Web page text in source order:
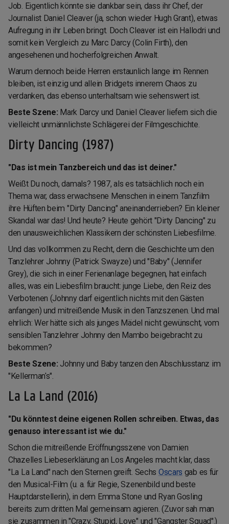
Job. Eigentlich könnte sie dankbar sein, dass ihr Chef, der
Journalist Daniel Cleaver (ja, schon wieder Hugh Grant), etwas
Aufregung in ihr Leben bringt. Doch Cleaver ist ein Hallodri und
somit kein Vergleich zu Marc Darcy (Colin Firth), den
angesehenen und hocherfolgreichen Anwalt.
Warum dennoch beide Herren erstaunlich lange im Rennen
bleiben, ist einzig und allein Bridgets innerem Chaos zu
verdanken, das ebenso unterhaltsam wie sehenswert ist.
Beste Szene: Mark Darcy und Daniel Cleaver liefern sich die
vielleicht unmännlichste Schlägerei der Filmgeschichte.
Dirty Dancing (1987)
"Das ist mein Tanzbereich und das ist deiner."
Weißt Du noch, damals? 1987, als es tatsächlich noch ein
Thema war, dass erwachsene Menschen in einem Tanzfilm
ihre Hüften beim "Dirty Dancing" aneinanderrieben? Ein kleiner
Skandal war das! Und heute? Heute gehört "Dirty Dancing" zu
den unausweichlichen Klassikern der schönsten Liebesfilme.
Und das vollkommen zu Recht, denn die Geschichte um den
Tanzlehrer Johnny (Patrick Swayze) und "Baby" (Jennifer
Grey), die sich in einer Ferienanlage begegnen, hat einfach
alles, was ein Liebesfilm braucht: junge Liebe, den Reiz des
Verbotenen (Johnny darf eigentlich nichts mit den Gästen
anfangen) und mitreißende Musik in den Tanzszenen. Und mal
ehrlich: Wer hätte sich als junges Mädel nicht gewünscht, vom
sensiblen Tanzlehrer Johnny den Mambo beigebracht zu
bekommen?
Beste Szene: Johnny und Baby tanzen den Abschlusstanz im
"Kellerman's".
La La Land (2016)
"Du könntest deine eigenen Rollen schreiben. Etwas, das
genauso interessant ist wie du."
Schon die mitreißende Eröffnungsszene von Damien
Chazelles Liebeserklärung an Los Angeles macht klar, dass
"La La Land" nach den Sternen greift. Sechs Oscars gab es für
den Musical-Film (u. a. für Regie, Szenenbild und beste
Hauptdarstellerin), in dem Emma Stone und Ryan Gosling
bereits zum dritten Mal gemeinsam agieren. (Zuvor sah man
sie zusammen in "Crazy, Stupid, Love" und "Gangster Squad".)